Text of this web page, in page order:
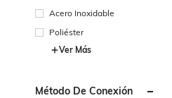
Acero Inoxidable
Poliéster
Ver Más
Método De Conexión